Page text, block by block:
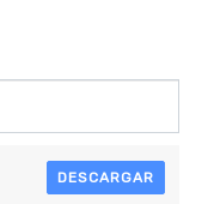
DESCARGAR